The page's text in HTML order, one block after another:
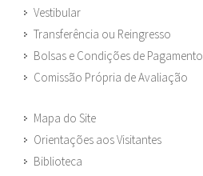
Vestibular
Transferência ou Reingresso
Bolsas e Condições de Pagamento
Comissão Própria de Avaliação
Mapa do Site
Orientações aos Visitantes
Biblioteca